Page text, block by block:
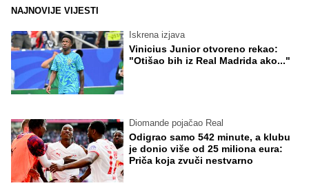
NAJNOVIJE VIJESTI
Iskrena izjava
Vinicius Junior otvoreno rekao:
"Otišao bih iz Real Madrida ako..."
Diomande pojačao Real
Odigrao samo 542 minute, a klubu
je donio više od 25 miliona eura:
Priča koja zvuči nestvarno